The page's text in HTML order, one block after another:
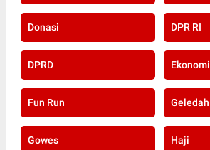
Donasi DPR RI
DPRD Ekonomi
Fun Run Geledah
Gowes Haji